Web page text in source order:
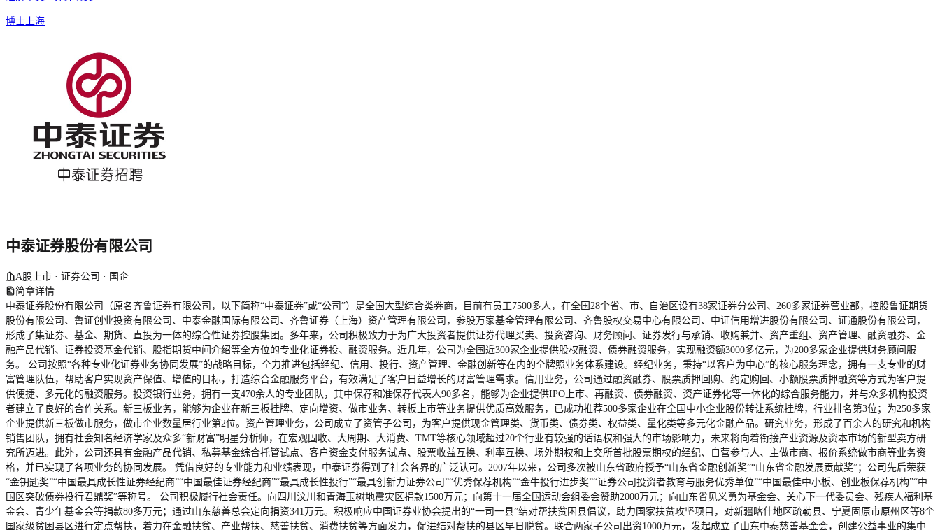
博士 上海
中泰证券股份有限公司
A股上市 · 证券公司 · 国企
简章详情
中泰证券股份有限公司（原名齐鲁证券有限公司，以下简称“中泰证券”或“公司”）是全国大型综合类券商，目前有员工7500多人，在全国28个省、市、自治区设有38家证券分公司、260多家证券营业部，控股鲁证期货
股份有限公司、鲁证创业投资有限公司、中泰金融国际有限公司、齐鲁证券（上海）资产管理有限公司，参股万家基金管理有限公司、齐鲁股权交易中心有限公司、中证信用增进股份有限公司、证通股份有限公司，
形成了集证券、基金、期货、直投为一体的综合性证券控股集团。多年来，公司积极致力于为广大投资者提供证券代理买卖、投资咨询、财务顾问、证券发行与承销、收购兼并、资产重组、资产管理、融资融券、金
融产品代销、证券投资基金代销、股指期货中间介绍等全方位的专业化证券投、融资服务。近几年，公司为全国近300家企业提供股权融资、债券融资服务，实现融资额3000多亿元，为200多家企业提供财务顾问服
务。 公司按照“各种专业化证券业务协同发展”的战略目标，全力推进包括经纪、信用、投行、资产管理、金融创新等在内的全牌照业务体系建设。经纪业务，秉持“以客户为中心”的核心服务理念，拥有一支专业的财
富管理队伍，帮助客户实现资产保值、增值的目标，打造综合金融服务平台，有效满足了客户日益增长的财富管理需求。信用业务，公司通过融资融券、股票质押回购、约定购回、小额股票质押融资等方式为客户提
供便捷、多元化的融资服务。投资银行业务，拥有一支470余人的专业团队，其中保荐和准保荐代表人90多名，能够为企业提供IPO上市、再融资、债券融资、资产证券化等一体化的综合服务能力，并与众多机构投资
者建立了良好的合作关系。新三板业务，能够为企业在新三板挂牌、定向增资、做市业务、转板上市等业务提供优质高效服务，已成功推荐500多家企业在全国中小企业股份转让系统挂牌，行业排名第3位；为250多家
企业提供新三板做市服务，做市企业数量居行业第2位。资产管理业务，公司成立了资管子公司，为客户提供现金管理类、货币类、债券类、权益类、量化类等多元化金融产品。研究业务，形成了百余人的研究和机构
销售团队，拥有社会知名经济学家及众多“新财富”明星分析师，在宏观固收、大周期、大消费、TMT等核心领域超过20个行业有较强的话语权和强大的市场影响力，未来将向着衔接产业资源及资本市场的新型卖方研
究所迈进。此外，公司还具有金融产品代销、私募基金综合托管试点、客户资金支付服务试点、股票收益互换、利率互换、场外期权和上交所首批股票期权的经纪、自营参与人、主做市商、报价系统做市商等业务资
格，并已实现了各项业务的协同发展。 凭借良好的专业能力和业绩表现，中泰证券得到了社会各界的广泛认可。2007年以来，公司多次被山东省政府授予“山东省金融创新奖”“山东省金融发展贡献奖”；公司先后荣获
“金钥匙奖”“中国最具成长性证券经纪商”“中国最佳证券经纪商”“最具成长性投行”“最具创新力证券公司”“优秀保荐机构”“金牛投行进步奖”“证券公司投资者教育与服务优秀单位”“中国最佳中小板、创业板保荐机构”“中
国区突破债券投行君鼎奖”等称号。 公司积极履行社会责任。向四川汶川和青海玉树地震灾区捐款1500万元；向第十一届全国运动会组委会赞助2000万元；向山东省见义勇为基金会、关心下一代委员会、残疾人福利基
金会、青少年基金会等捐款80多万元；通过山东慈善总会定向捐资341万元。积极响应中国证券业协会提出的“一司一县”结对帮扶贫困县倡议，助力国家扶贫攻坚项目，对新疆喀什地区疏勒县、宁夏固原市原州区等8个
国家级贫困县区进行定点帮扶，着力在金融扶贫、产业帮扶、慈善扶贫、消费扶贫等方面发力，促进结对帮扶的县区早日脱贫。联合两家子公司出资1000万元，发起成立了山东中泰慈善基金会，创建公益事业的集中